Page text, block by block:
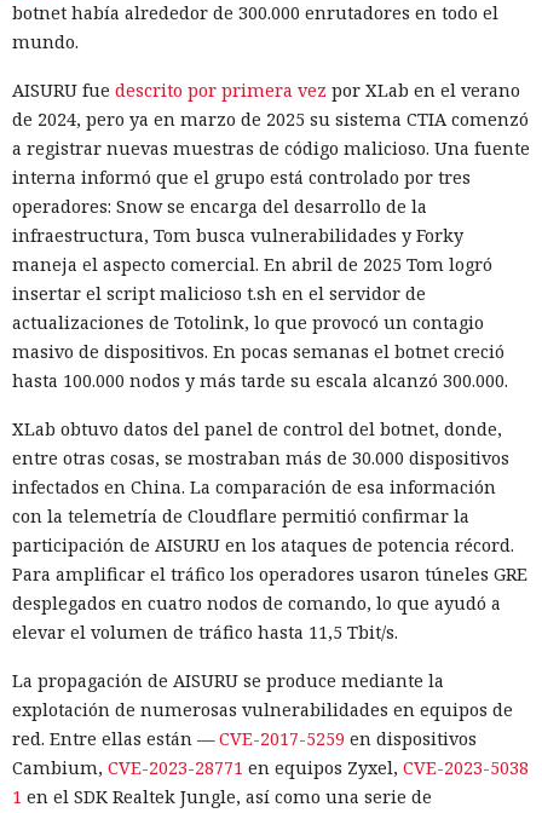
botnet había alrededor de 300.000 enrutadores en todo el
mundo.
AISURU fue descrito por primera vez por XLab en el verano
de 2024, pero ya en marzo de 2025 su sistema CTIA comenzó
a registrar nuevas muestras de código malicioso. Una fuente
interna informó que el grupo está controlado por tres
operadores: Snow se encarga del desarrollo de la
infraestructura, Tom busca vulnerabilidades y Forky
maneja el aspecto comercial. En abril de 2025 Tom logró
insertar el script malicioso t.sh en el servidor de
actualizaciones de Totolink, lo que provocó un contagio
masivo de dispositivos. En pocas semanas el botnet creció
hasta 100.000 nodos y más tarde su escala alcanzó 300.000.
XLab obtuvo datos del panel de control del botnet, donde,
entre otras cosas, se mostraban más de 30.000 dispositivos
infectados en China. La comparación de esa información
con la telemetría de Cloudflare permitió confirmar la
participación de AISURU en los ataques de potencia récord.
Para amplificar el tráfico los operadores usaron túneles GRE
desplegados en cuatro nodos de comando, lo que ayudó a
elevar el volumen de tráfico hasta 11,5 Tbit/s.
La propagación de AISURU se produce mediante la
explotación de numerosas vulnerabilidades en equipos de
red. Entre ellas están —CVE-2017-5259 en dispositivos
Cambium, CVE-2023-28771 en equipos Zyxel, CVE-2023-5038
1 en el SDK Realtek Jungle, así como una serie de